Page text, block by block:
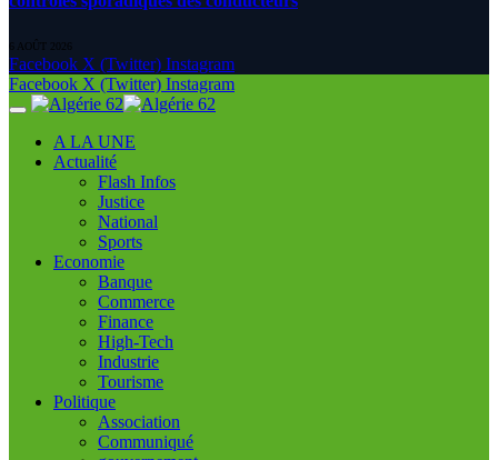
6 AOÛT 2026
Facebook X (Twitter) Instagram
Facebook X (Twitter) Instagram
A LA UNE
Actualité
Flash Infos
Justice
National
Sports
Economie
Banque
Commerce
Finance
High-Tech
Industrie
Tourisme
Politique
Association
Communiqué